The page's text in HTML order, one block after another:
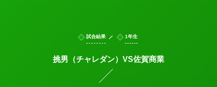
試合結果 1年生
挑男（チャレダン）VS佐賀商業